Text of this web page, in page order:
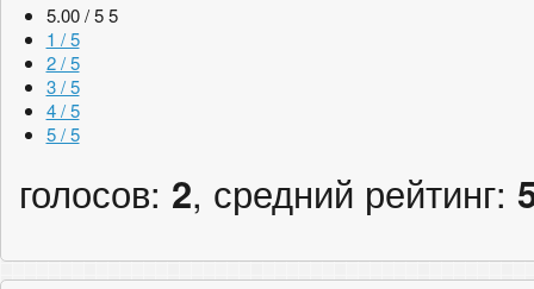
5.00 / 5 5
1 / 5
2 / 5
3 / 5
4 / 5
5 / 5
голосов: 2, средний рейтинг: